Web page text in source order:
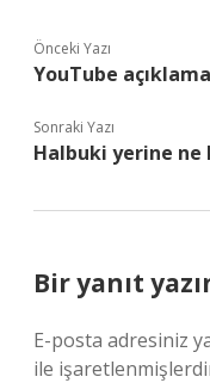
Önceki Yazı
YouTube
Sonraki Yazı
Halbuki yerine ne
Bir yanıt
E-posta adresiniz
ile